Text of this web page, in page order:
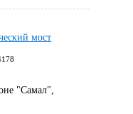
мост
"Самал",